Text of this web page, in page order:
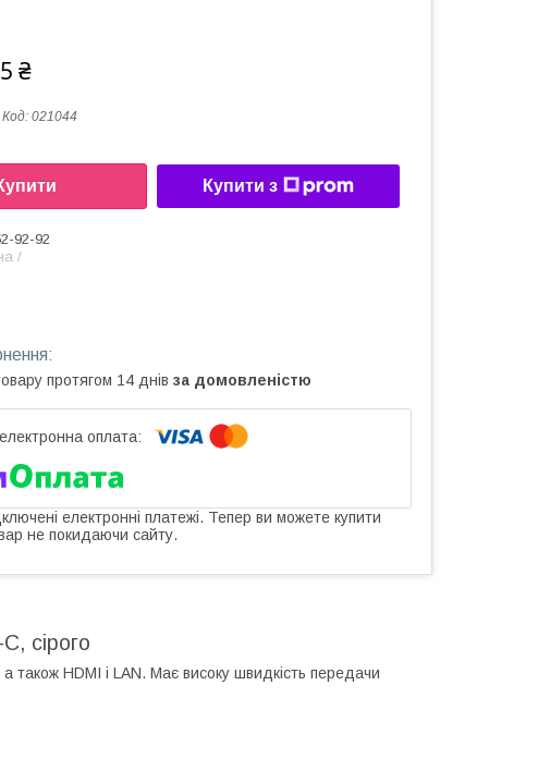
₴
Код: 021044
Купити з
92-92
/
протягом 14 днів за домовленістю
електронні платежі. Тепер ви можете купити
не покидаючи сайту.
сірого
HDMI і LAN. Має високу швидкість передачи